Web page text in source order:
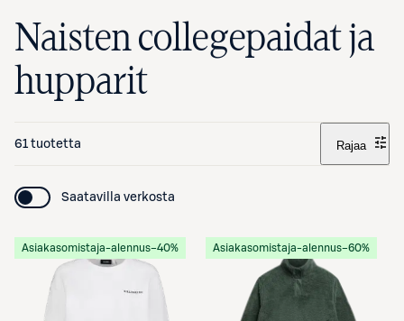
Naisten collegepaidat ja
hupparit
61 tuotetta Rajaa
Saatavilla verkosta
Asiakasomistaja-alennus−40% Asiakasomistaja-alennus−60%